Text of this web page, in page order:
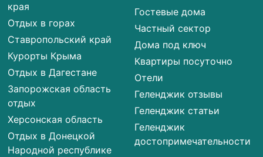
края
Отдых в горах
Ставропольский край
Курорты Крыма
Отдых в Дагестане
Запорожская область
отдых
Херсонская область
Отдых в Донецкой
Народной республике
Гостевые дома
Частный сектор
Дома под ключ
Квартиры посуточно
Отели
Геленджик отзывы
Геленджик статьи
Геленджик
достопримечательности